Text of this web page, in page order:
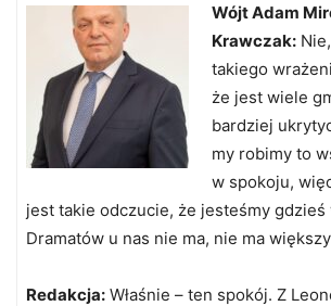
Wójt Adam
Krawczak:
takiego
że jest wiele
bardziej
my robimy to
w spokoju,
jest takie odczucie, że jesteśmy gdzieś
Dramatów u nas nie ma, nie ma
Redakcja: Właśnie – ten spokój. Z